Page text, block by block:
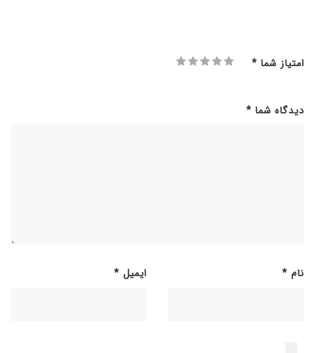
امتیاز شما *
دیدگاه شما *
نام * ایمیل *